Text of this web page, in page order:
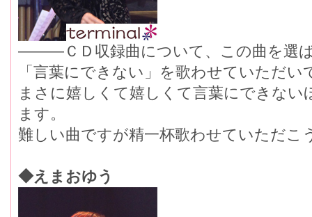
―――ＣＤ収録曲について、この曲を選
「言葉にできない」を歌わせていただい
まさに嬉しくて嬉しくて言葉にできない
ます。
難しい曲ですが精一杯歌わせていただこ
◆えまおゆう